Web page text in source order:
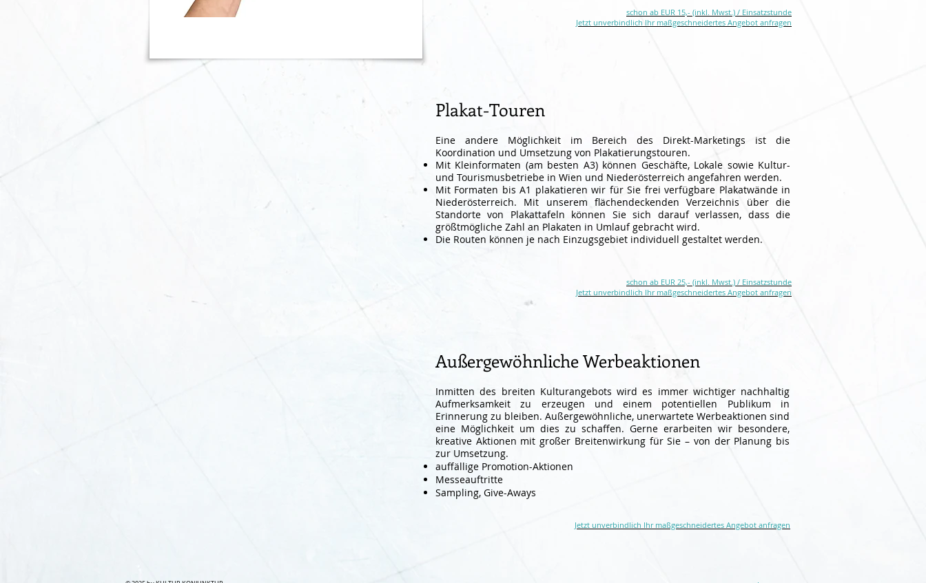
schon ab EUR 15,- (inkl. Mwst.) / Einsatzstunde
Jetzt unverbindlich Ihr maßgeschneidertes Angebot anfragen
Plakat-Touren
Eine andere Möglichkeit im Bereich des Direkt-Marketings ist die
Koordination und Umsetzung von Plakatierungstouren.
Mit Kleinformaten (am besten A3) können Geschäfte, Lokale sowie Kultur-
und Tourismusbetriebe in Wien und Niederösterreich angefahren werden.
Mit Formaten bis A1 plakatieren wir für Sie frei verfügbare Plakatwände in
Niederösterreich. Mit unserem flächendeckenden Verzeichnis über die
Standorte von Plakattafeln können Sie sich darauf verlassen, dass die
größtmögliche Zahl an Plakaten in Umlauf gebracht wird.
Die Routen können je nach Einzugsgebiet individuell gestaltet werden.
schon ab EUR 25,- (inkl. Mwst.) / Einsatzstunde
Jetzt unverbindlich Ihr maßgeschneidertes Angebot anfragen
Außergewöhnliche Werbeaktionen
Inmitten des breiten Kulturangebots wird es immer wichtiger nachhaltig
Aufmerksamkeit zu erzeugen und einem potentiellen Publikum in
Erinnerung zu bleiben. Außergewöhnliche, unerwartete Werbeaktionen sind
eine Möglichkeit um dies zu schaffen. Gerne erarbeiten wir besondere,
kreative Aktionen mit großer Breitenwirkung für Sie – von der Planung bis
zur Umsetzung.
auffällige Promotion-Aktionen
Messeauftritte
Sampling, Give-Aways
Jetzt unverbindlich Ihr maßgeschneidertes Angebot anfragen